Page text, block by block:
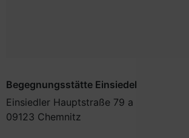
Begegnungsstätte Einsiedel
Einsiedler Hauptstraße 79 a
09123 Chemnitz